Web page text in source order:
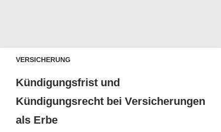
VERSICHERUNG
Kündigungsfrist und
Kündigungsrecht bei Versicherungen
als Erbe